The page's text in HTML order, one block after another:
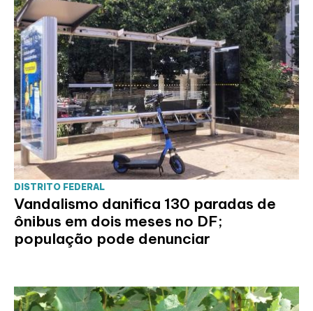
DISTRITO FEDERAL
Vandalismo danifica 130 paradas de
ônibus em dois meses no DF;
população pode denunciar